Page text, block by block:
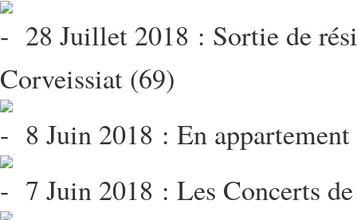
28 Juillet 2018 : Sortie de
Corveissiat (69)
8 Juin 2018 : En
7 Juin 2018 : Les Concerts